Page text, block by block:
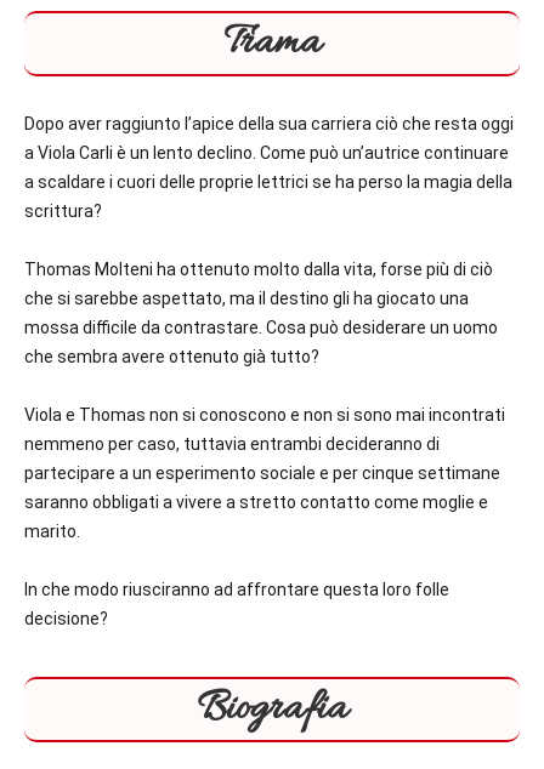
Trama
Dopo aver raggiunto l’apice della sua carriera ciò che resta oggi
a Viola Carli è un lento declino. Come può un’autrice continuare
a scaldare i cuori delle proprie lettrici se ha perso la magia della
scrittura?
Thomas Molteni ha ottenuto molto dalla vita, forse più di ciò
che si sarebbe aspettato, ma il destino gli ha giocato una
mossa difficile da contrastare. Cosa può desiderare un uomo
che sembra avere ottenuto già tutto?
Viola e Thomas non si conoscono e non si sono mai incontrati
nemmeno per caso, tuttavia entrambi decideranno di
partecipare a un esperimento sociale e per cinque settimane
saranno obbligati a vivere a stretto contatto come moglie e
marito.
In che modo riusciranno ad affrontare questa loro folle
decisione?
Biografia